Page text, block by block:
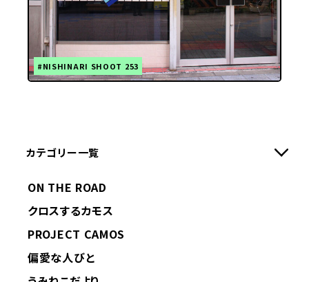
#NISHINARI SHOOT 253
カテゴリー一覧
ON THE ROAD
クロスするカモス
PROJECT CAMOS
偏愛な人びと